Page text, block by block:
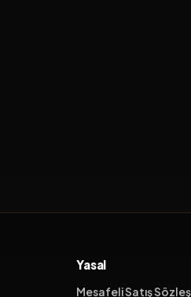
Yasal
Mesafeli Satış